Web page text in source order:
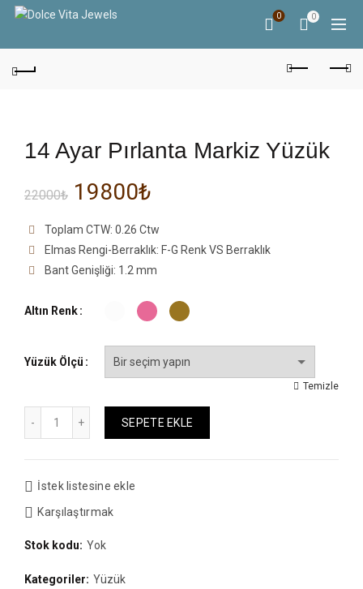
0 0
14 Ayar Pırlanta Markiz Yüzük
22000₺ 19800₺
Toplam CTW: 0.26 Ctw
Elmas Rengi-Berraklık: F-G Renk VS Berraklık
Bant Genişliği: 1.2 mm
Altın Renk
Yüzük Ölçü
Temizle
SEPETE EKLE
İstek listesine ekle
Karşılaştırmak
Stok kodu: Yok
Kategoriler: Yüzük